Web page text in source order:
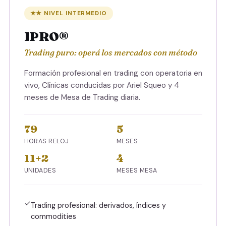
★★ NIVEL INTERMEDIO
IPRO®
Trading puro: operá los mercados con método
Formación profesional en trading con operatoria en
vivo, Clínicas conducidas por Ariel Squeo y 4
meses de Mesa de Trading diaria.
79
HORAS RELOJ
5
MESES
11+2
UNIDADES
4
MESES MESA
Trading profesional: derivados, índices y
commodities